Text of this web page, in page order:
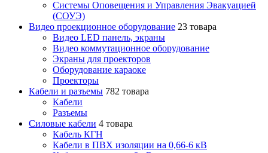
Системы Оповещения и Управления Эвакуацией
(СОУЭ)
Видео проекционное оборудование 23 товара
Видео LED панель, экраны
Видео коммутационное оборудование
Экраны для проекторов
Оборудование караоке
Проекторы
Кабели и разъемы 782 товара
Кабели
Разъемы
Силовые кабели 4 товара
Кабель КГН
Кабели в ПВХ изоляции на 0,66-6 кВ